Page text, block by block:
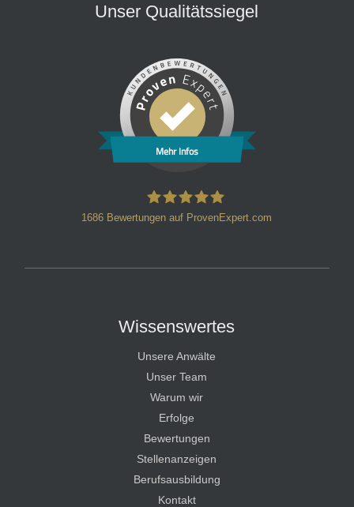
Unser Qualitätssiegel
Mehr Infos
1686 Bewertungen auf ProvenExpert.com
Wissenswertes
Unsere Anwälte
Unser Team
Warum wir
Erfolge
Bewertungen
Stellenanzeigen
Berufsausbildung
Kontakt